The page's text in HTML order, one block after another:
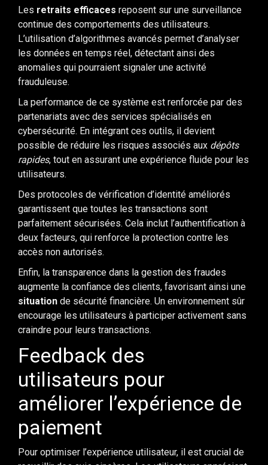
Les retraits efficaces reposent sur une surveillance
continue des comportements des utilisateurs.
L’utilisation d’algorithmes avancés permet d’analyser
les données en temps réel, détectant ainsi des
anomalies qui pourraient signaler une activité
frauduleuse.
La performance de ce système est renforcée par des
partenariats avec des services spécialisés en
cybersécurité. En intégrant ces outils, il devient
possible de réduire les risques associés aux dépôts
rapides, tout en assurant une expérience fluide pour les
utilisateurs.
Des protocoles de vérification d’identité améliorés
garantissent que toutes les transactions sont
parfaitement sécurisées. Cela inclut l’authentification à
deux facteurs, qui renforce la protection contre les
accès non autorisés.
Enfin, la transparence dans la gestion des fraudes
augmente la confiance des clients, favorisant ainsi une
situation de sécurité financière. Un environnement sûr
encourage les utilisateurs à participer activement sans
craindre pour leurs transactions.
Feedback des
utilisateurs pour
améliorer l’expérience de
paiement
Pour optimiser l’expérience utilisateur, il est crucial de